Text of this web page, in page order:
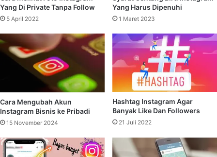
Yang Di Private Tanpa Follow
5 April 2022
Yang Harus Dipenuhi
1 Maret 2023
Cara Mengubah Akun
Instagram Bisnis ke Pribadi
15 November 2024
Hashtag Instagram Agar
Banyak Like Dan Followers
21 Juli 2022